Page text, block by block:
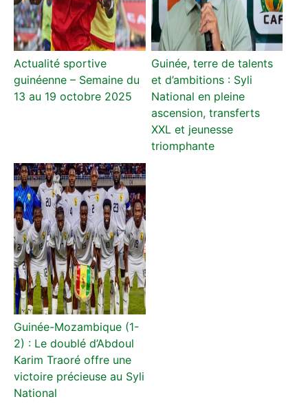
Actualité sportive
guinéenne – Semaine du
13 au 19 octobre 2025
Guinée, terre de talents
et d’ambitions : Syli
National en pleine
ascension, transferts
XXL et jeunesse
triomphante
Guinée-Mozambique (1-
2) : Le doublé d’Abdoul
Karim Traoré offre une
victoire précieuse au Syli
National